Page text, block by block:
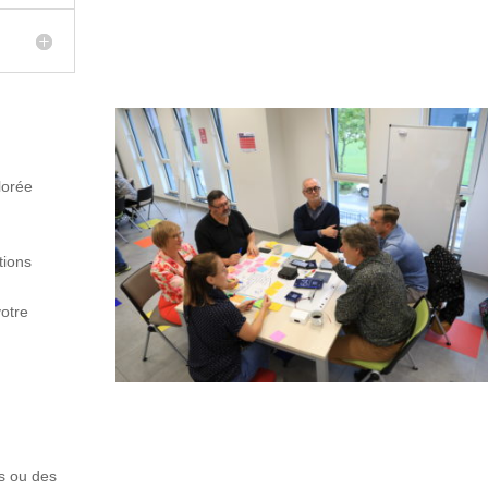
ou des